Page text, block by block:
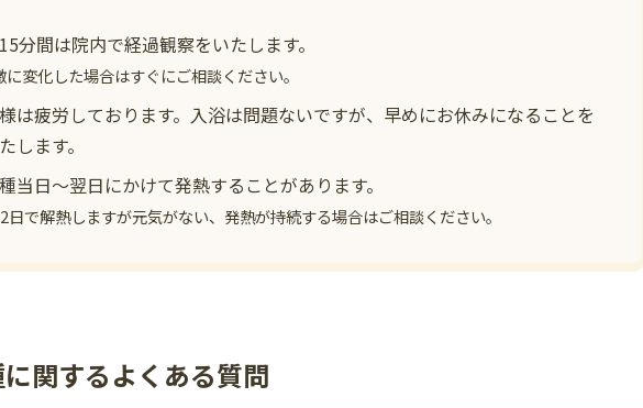
分間は院内で経過観察をいたします。
変化した場合はすぐにご相談ください。
は疲労しております。入浴は問題ないですが、早めにお休みになることを
します。
当日〜翌日にかけて発熱することがあります。
日で解熱しますが元気がない、発熱が持続する場合はご相談ください。
関するよくある質問